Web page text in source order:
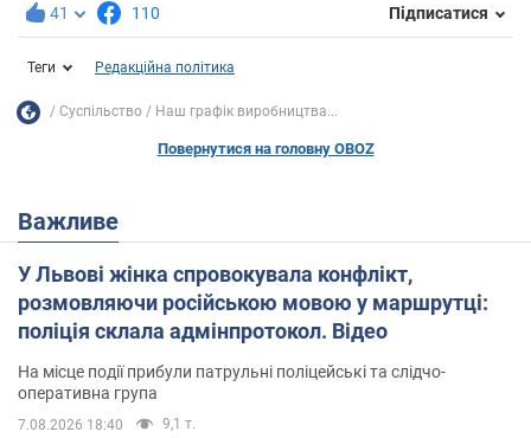
41 110 Підписатися
Теги Редакційна політика
Суспільство Наш графік виробництва...
Повернутися на головну OBOZ
Важливе
У Львові жінка спровокувала конфлікт,
розмовляючи російською мовою у маршрутці:
поліція склала адмінпротокол. Відео
На місце події прибули патрульні поліцейські та слідчо-
оперативна група
7.08.2026 18:40 9,1 т.